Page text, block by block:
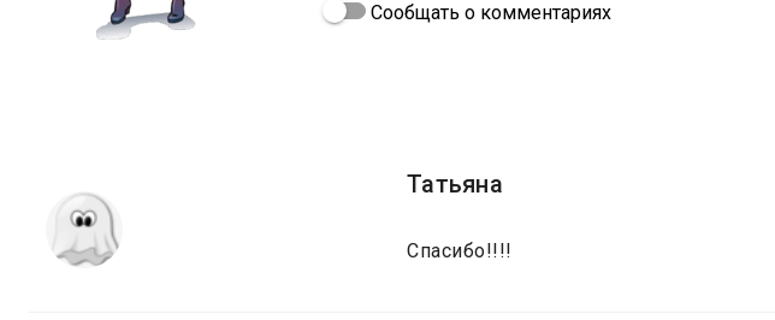
Сообщать о комментариях
Татьяна
Спасибо!!!!